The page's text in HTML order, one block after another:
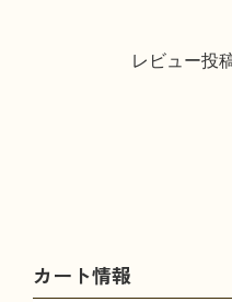
レビュー投
カート情報